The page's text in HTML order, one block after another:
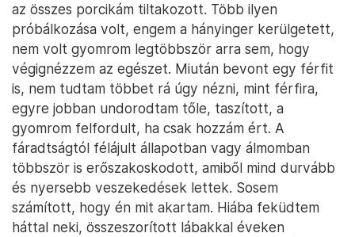
az összes porcikám tiltakozott. Több ilyen
próbálkozása volt, engem a hányinger kerülgetett,
nem volt gyomrom legtöbbször arra sem, hogy
végignézzem az egészet. Miután bevont egy férfit
is, nem tudtam többet rá úgy nézni, mint férfira,
egyre jobban undorodtam tőle, taszított, a
gyomrom felfordult, ha csak hozzám ért. A
fáradtságtól félájult állapotban vagy álmomban
többször is erőszakoskodott, amiből mind durvább
és nyersebb veszekedések lettek. Sosem
számított, hogy én mit akartam. Hiába feküdtem
háttal neki, összeszorított lábakkal éveken